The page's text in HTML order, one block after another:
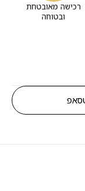
רכישה מאובטחת
ובטוחה